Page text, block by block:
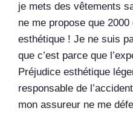
je mets des vêtements
ne me propose que
esthétique ! Je ne suis
que c’est parce que
Préjudice esthétique
responsable de
mon assureur ne me